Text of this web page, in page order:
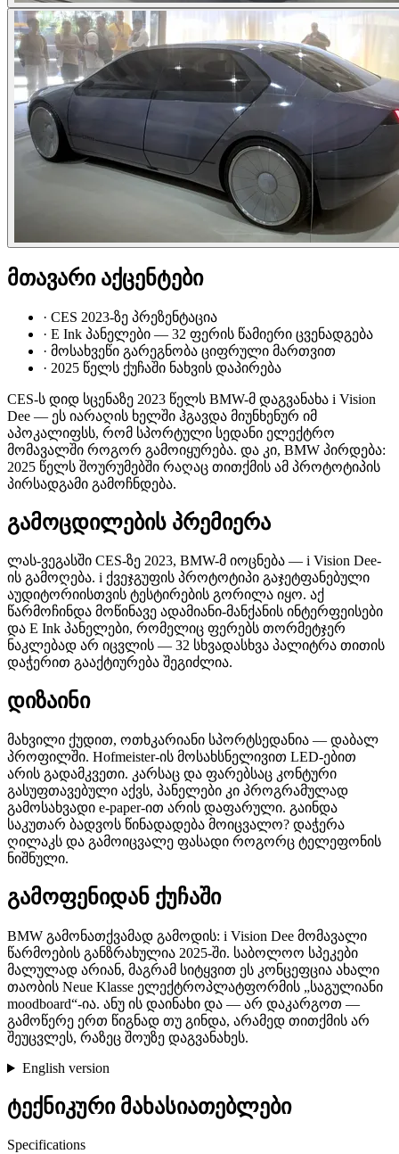
მთავარი აქცენტები
· CES 2023-ზე პრეზენტაცია
· E Ink პანელები — 32 ფერის წამიერი ცვენადგება
· მოსახვეწი გარეგნობა ციფრული მართვით
· 2025 წელს ქუჩაში ნახვის დაპირება
CES-ს დიდ სცენაზე 2023 წელს BMW-მ დაგვანახა i Vision
Dee — ეს იარაღის ხელში ჰგავდა მიუნხენურ იმ
აპოკალიფსს, რომ სპორტული სედანი ელექტრო
მომავალში როგორ გამოიყურება. და კი, BMW პირდება:
2025 წელს შოურუმებში რაღაც თითქმის ამ პროტოტიპის
პირსადგამი გამოჩნდება.
გამოცდილების პრემიერა
ლას-ვეგასში CES-ზე 2023, BMW-მ იოცნება — i Vision Dee-
ის გამოღება. i ქვეჯგუფის პროტოტიპი გაჯეტფანებული
აუდიტორიისთვის ტესტირების გორილა იყო. აქ
წარმოჩინდა მოწინავე ადამიანი-მანქანის ინტერფეისები
და E Ink პანელები, რომელიც ფერებს თორმეტჯერ
ნაკლებად არ იცვლის — 32 სხვადასხვა პალიტრა თითის
დაჭერით გააქტიურება შეგიძლია.
დიზაინი
მახვილი ქუდით, ოთხკარიანი სპორტსედანია — დაბალ
პროფილში. Hofmeister-ის მოსახსნელივით LED-ებით
არის გადამკვეთი. კარსაც და ფარებსაც კონტური
გასუფთავებული აქვს, პანელები კი პროგრამულად
გამოსახვადი e-paper-ით არის დაფარული. გაინდა
საკუთარ ბადვოს წინადადება მოიცვალო? დაჭერა
ღილაკს და გამოიცვალე ფასადი როგორც ტელეფონის
ნიშნული.
გამოფენიდან ქუჩაში
BMW გამონათქვამად გამოდის: i Vision Dee მომავალი
წარმოების განზრახულია 2025-ში. საბოლოო სპეკები
მალულად არიან, მაგრამ სიტყვით ეს კონცეფცია ახალი
თაობის Neue Klasse ელექტროპლატფორმის „საგულიანი
moodboard“-ია. ანუ ის დაინახი და — არ დაკარგოთ —
გამოწერე ერთ წიგნად თუ გინდა, არამედ თითქმის არ
შეუცვლეს, რაზეც შოუზე დაგვანახეს.
English version
ტექნიკური მახასიათებლები
Specifications